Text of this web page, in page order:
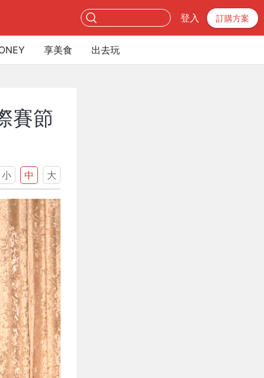
登入 訂購方案
享美食 出去玩
賽節
小 中 大